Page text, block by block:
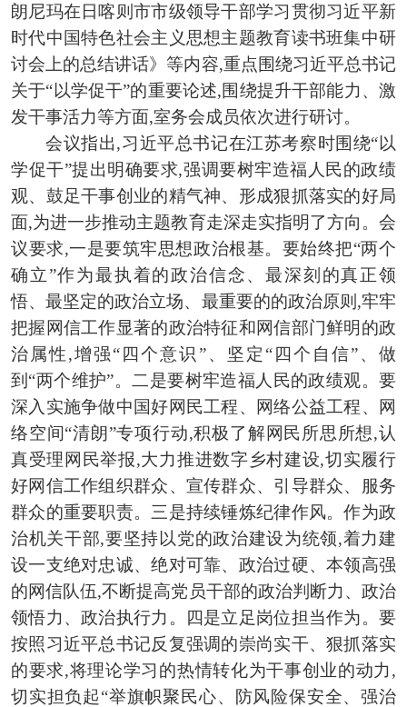
朗尼玛在日喀则市市级领导干部学习贯彻习近平新
时代中国特色社会主义思想主题教育读书班集中研
讨会上的总结讲话》等内容,重点围绕习近平总书记
关于“以学促干”的重要论述,围绕提升干部能力、激
发干事活力等方面,室务会成员依次进行研讨。
会议指出,习近平总书记在江苏考察时围绕“以
学促干”提出明确要求,强调要树牢造福人民的政绩
观、鼓足干事创业的精气神、形成狠抓落实的好局
面,为进一步推动主题教育走深走实指明了方向。会
议要求,一是要筑牢思想政治根基。 要始终把“两个
确立”作为最执着的政治信念、最深刻的真正领
悟、最坚定的政治立场、最重要的的政治原则,牢牢
把握网信工作显著的政治特征和网信部门鲜明的政
治属性,增强“四个意识”、坚定“四个自信”、做
到“两个维护”。 二是要树牢造福人民的政绩观。要
深入实施争做中国好网民工程、网络公益工程、网
络空间“清朗”专项行动,积极了解网民所思所想,认
真受理网民举报,大力推进数字乡村建设,切实履行
好网信工作组织群众、宣传群众、引导群众、服务
群众的重要职责。 三是持续锤炼纪律作风。作为政
治机关干部,要坚持以党的政治建设为统领,着力建
设一支绝对忠诚、绝对可靠、政治过硬、本领高强
的网信队伍,不断提高党员干部的政治判断力、政治
领悟力、政治执行力。
四是立足岗位担当作为。要
按照习近平总书记反复强调的崇尚实干、狠抓落实
的要求,将理论学习的热情转化为干事创业的动力,
切实担负起“举旗帜聚民心、防风险保安全、强治